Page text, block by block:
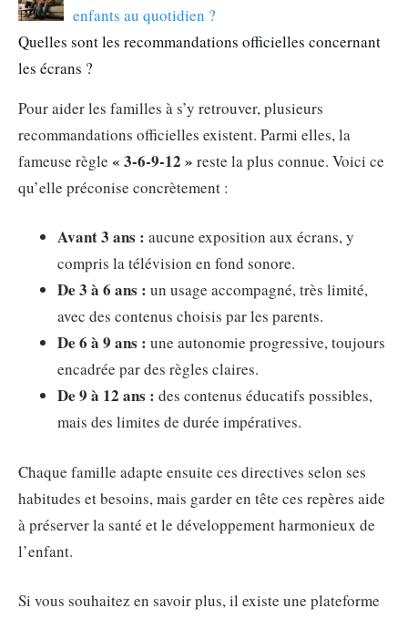
enfants au quotidien ?
Quelles sont les recommandations officielles concernant
les écrans ?
Pour aider les familles à s’y retrouver, plusieurs
recommandations officielles existent. Parmi elles, la
fameuse règle « 3-6-9-12 » reste la plus connue. Voici ce
qu’elle préconise concrètement :
Avant 3 ans : aucune exposition aux écrans, y
compris la télévision en fond sonore.
De 3 à 6 ans : un usage accompagné, très limité,
avec des contenus choisis par les parents.
De 6 à 9 ans : une autonomie progressive, toujours
encadrée par des règles claires.
De 9 à 12 ans : des contenus éducatifs possibles,
mais des limites de durée impératives.
Chaque famille adapte ensuite ces directives selon ses
habitudes et besoins, mais garder en tête ces repères aide
à préserver la santé et le développement harmonieux de
l’enfant.
Si vous souhaitez en savoir plus, il existe une plateforme